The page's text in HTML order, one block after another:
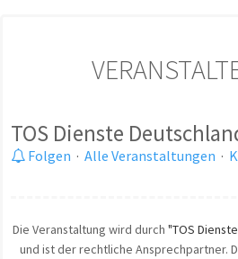
TOS Dienste
Folgen · Alle Veranstaltungen ·
Die Veranstaltung wird durch "TOS
und ist der rechtliche Ansprechpartner.